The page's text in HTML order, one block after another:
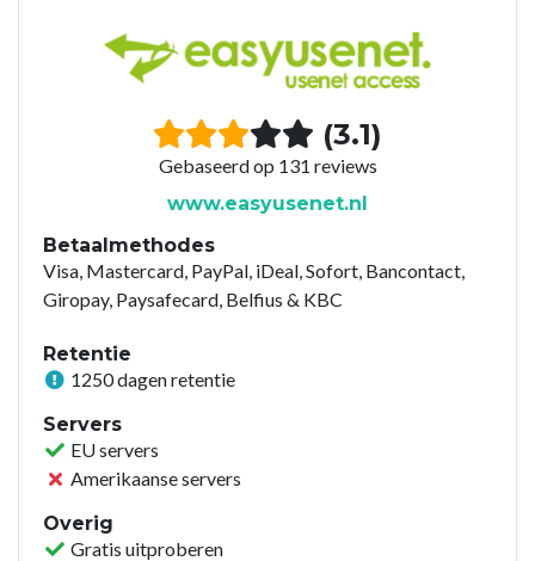
(3.1)
Gebaseerd op 131 reviews
www.easyusenet.nl
Betaalmethodes
Visa, Mastercard, PayPal, iDeal, Sofort, Bancontact,
Giropay, Paysafecard, Belfius & KBC
Retentie
1250 dagen retentie
Servers
EU servers
Amerikaanse servers
Overig
Gratis uitproberen